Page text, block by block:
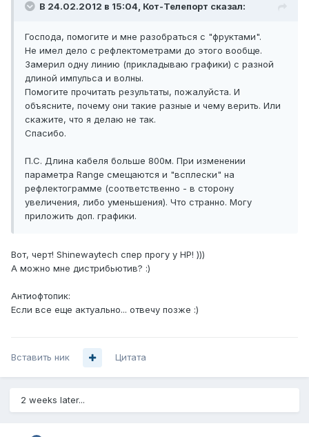
В 24.02.2012 в 15:04, Кот-Телепорт сказал:
Господа, помогите и мне разобраться с "фруктами".
Не имел дело с рефлектометрами до этого вообще.
Замерил одну линию (прикладываю графики) с разной
длиной импульса и волны.
Помогите прочитать результаты, пожалуйста. И
объясните, почему они такие разные и чему верить. Или
скажите, что я делаю не так.
Спасибо.
П.С. Длина кабеля больше 800м. При изменении
параметра Range смещаются и "всплески" на
рефлектограмме (соответственно - в сторону
увеличения, либо уменьшения). Что странно. Могу
приложить доп. графики.
Вот, черт! Shinewaytech спер прогу у HP! )))
А можно мне дистрибьютив? :)
Антиофтопик:
Если все еще актуально... отвечу позже :)
Вставить ник Цитата
2 weeks later...